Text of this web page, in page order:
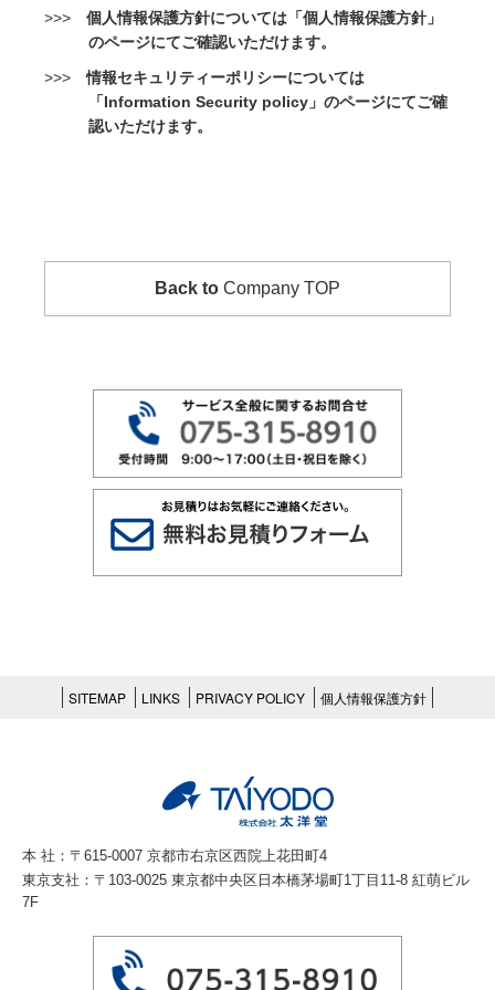
>>> 個人情報保護方針については「個人情報保護方針」
のページにてご確認いただけます。
>>>情報セキュリティーポリシーについては
「Information Security policy」のページにてご確
認いただけます。
Back to Company TOP
SITEMAP LINKS PRIVACY POLICY 個人情報保護方針
本 社：〒615-0007 京都市右京区西院上花田町4
東京支社：〒103-0025 東京都中央区日本橋茅場町1丁目11-8 紅萌ビル
7F